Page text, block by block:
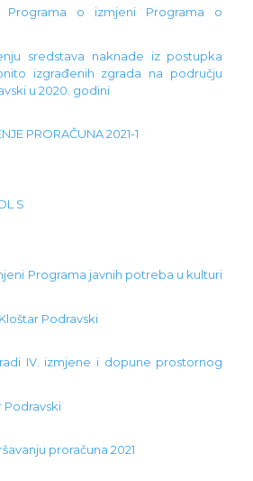
Programa o izmjeni Programa o
sredstava naknade iz postupka
izgrađenih zgrada na području
u 2020. godini
PRORAČUNA 2021-1
S
Programa javnih potreba u kulturi
Podravski
IV. izmjene i dopune prostornog
Podravski
proračuna 2021